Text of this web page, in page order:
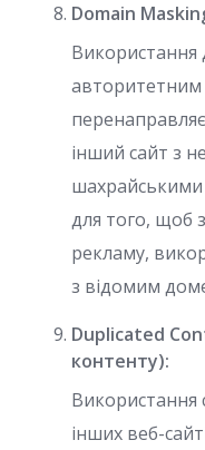
Domain
Використання
авторитетним
інший сайт з
для того, щоб
рекламу,
з відомим
Duplicated
контенту):
Використання
інших веб-